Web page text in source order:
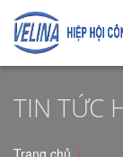
TIN TỨC
Trang chủ